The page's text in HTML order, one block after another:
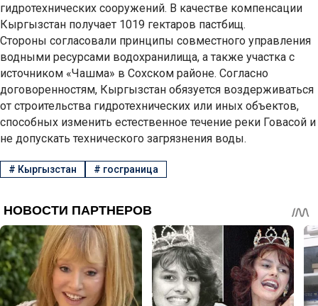
гидротехнических сооружений. В качестве компенсации
Кыргызстан получает 1019 гектаров пастбищ.
Стороны согласовали принципы совместного управления
водными ресурсами водохранилища, а также участка с
источником «Чашма» в Сохском районе. Согласно
договоренностям, Кыргызстан обязуется воздерживаться
от строительства гидротехнических или иных объектов,
способных изменить естественное течение реки Говасой и
не допускать технического загрязнения воды.
# Кыргызстан # госграница